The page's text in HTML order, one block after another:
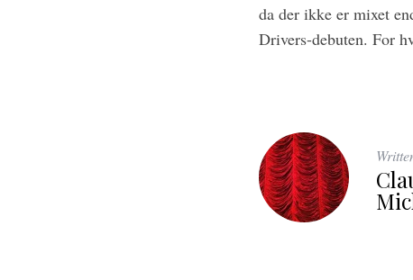
da der ikke er mixet
Drivers-debuten. For